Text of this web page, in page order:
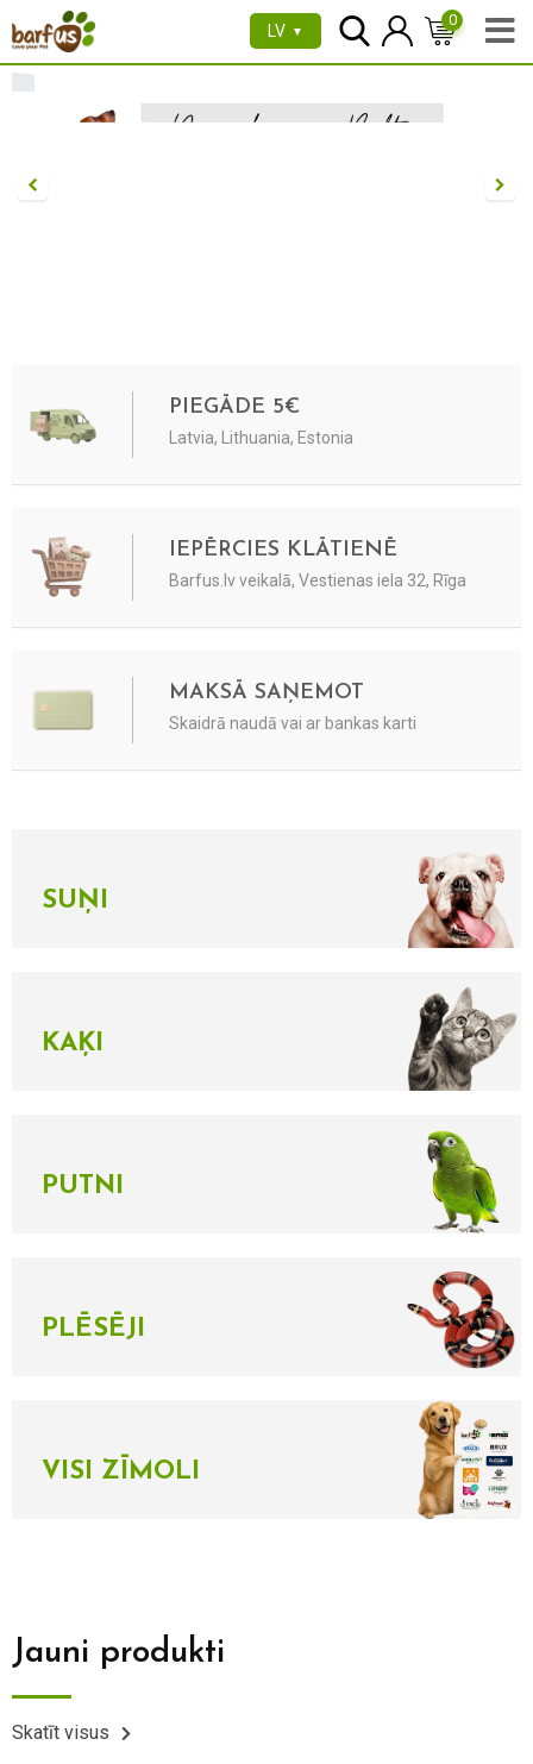
LV ▼
0
PIEGĀDE 5€
Latvia, Lithuania, Estonia
IEPĒRCIES KLĀTIENĒ
Barfus.lv veikalā, Vestienas iela 32, Rīga
MAKSĀ SAŅEMOT
Skaidrā naudā vai ar bankas karti
SUŅI
KAĶI
PUTNI
PLĒSĒJI
VISI ZĪMOLI
Jauni produkti
Skatīt visus